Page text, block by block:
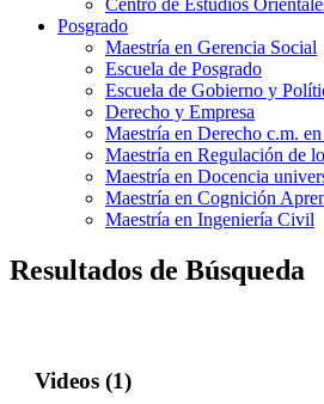
Centro de Estudios
Posgrado
Maestría en Gerencia Social
Escuela de Posgrado
Escuela de Gobierno y
Derecho y Empresa
Maestría en Derecho c.m.
Maestría en Regulación de
Maestría en Docencia
Maestría en Cognición
Maestría en Ingeniería Civil
Resultados de Búsqueda
Videos (1)